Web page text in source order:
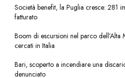
Società benefit, la Puglia cresce: 281
fatturato
Boom di escursioni nel parco dell’Alta
cercati in Italia
Bari, scoperto a incendiare una
denunciato